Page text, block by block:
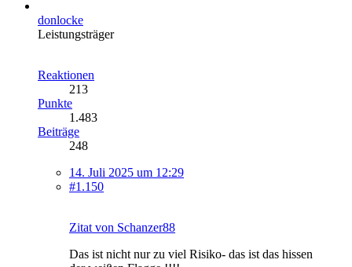
donlocke
Leistungsträger
Reaktionen
213
Punkte
1.483
Beiträge
248
14. Juli 2025 um 12:29
#1.150
Zitat von Schanzer88
Das ist nicht nur zu viel Risiko- das ist das hissen